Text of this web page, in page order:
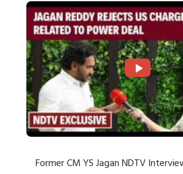
Former CM YS Jagan NDTV